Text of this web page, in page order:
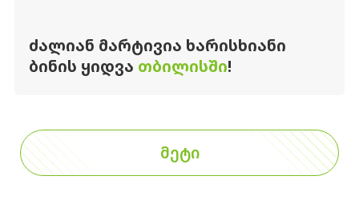
ᲫᲐᲚᲘᲐᲜ ᲛᲐᲠᲢᲘᲕᲘᲐ ᲮᲐᲠᲘᲡᲮᲘᲐᲜᲘ
ᲑᲘᲜᲘᲡ ᲧᲘᲓᲕᲐ ᲗᲑᲘᲚᲘᲡᲨᲘ!
ᲛᲔᲢᲘ